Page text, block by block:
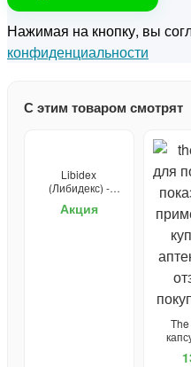
Нажимая на кнопку, вы
конфиденциальности
С этим товаром смотрят
Libidex
(Либидекс) -
простатита и для
Акция